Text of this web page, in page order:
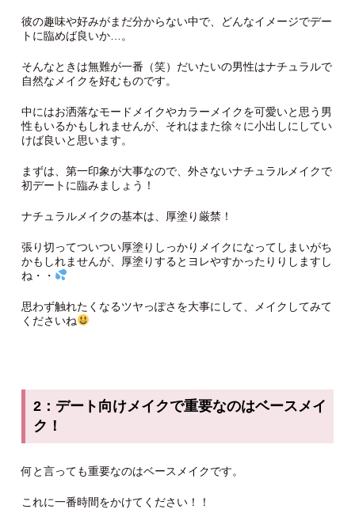
彼の趣味や好みがまだ分からない中で、どんなイメージでデー
トに臨めば良いか…。
そんなときは無難が一番（笑）だいたいの男性はナチュラルで
自然なメイクを好むものです。
中にはお洒落なモードメイクやカラーメイクを可愛いと思う男
性もいるかもしれませんが、それはまた徐々に小出しにしてい
けば良いと思います。
まずは、第一印象が大事なので、外さないナチュラルメイクで
初デートに臨みましょう！
ナチュラルメイクの基本は、厚塗り厳禁！
張り切ってついつい厚塗りしっかりメイクになってしまいがち
かもしれませんが、厚塗りするとヨレやすかったりりしますし
ね・・
思わず触れたくなるツヤっぽさを大事にして、メイクしてみて
くださいね
2：デート向けメイクで重要なのはベースメイ
ク！
何と言っても重要なのはベースメイクです。
これに一番時間をかけてください！！